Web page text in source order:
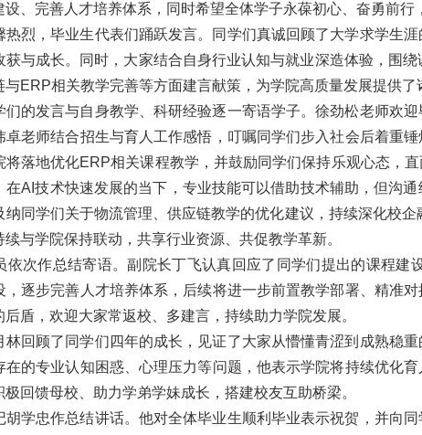
设、完善人才培养体系，同时希望全体学子永葆初心、奋勇前
热烈，毕业生代表们踊跃发言。同学们真诚回顾了大学求学生
获与成长。同时，大家结合自身行业认知与就业深造体验，围
ERP相关教学完善等方面建言献策，为学院高质量发展提供了
们的发言与自身教学、科研经验逐一寄语学子。徐劲松老师欢
卓老师结合招生与育人工作感悟，叮嘱同学们步入社会后着重
将落地优化ERP相关课程教学，并鼓励同学们保持乐观心态，
在AI技术快速发展的当下，专业技能可以借助技术辅助，但沟
纳同学们关于物流管理、供应链教学的优化建议，持续深化校
与学院保持联动，共享行业资源、共促教学革新。
依次作总结寄语。副院长丁飞认真回应了同学们提出的课程
，逐步完善人才培养体系，后续将进一步前置教学部署、精
盾，欢迎大家常返校、多建言，持续助力学院发展。
林回顾了同学们四年的成长，见证了大家从懵懂青涩到成熟稳
在的专业认知困惑、心理压力等问题，他表示学院将持续优化
回馈母校、助力学弟学妹成长，搭建校友互助桥梁。
胡学忠作总结讲话。他对全体毕业生顺利毕业表示祝贺，并向